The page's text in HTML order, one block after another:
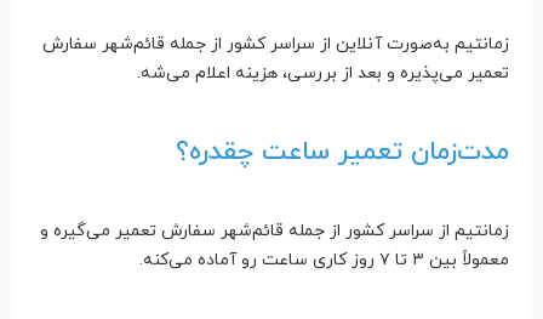
زمانتیم به‌صورت آنلاین از سراسر کشور از جمله قائم‌شهر سفارش
تعمیر می‌پذیره و بعد از بررسی، هزینه اعلام می‌شه.
مدت‌زمان تعمیر ساعت چقدره؟
زمانتیم از سراسر کشور از جمله قائم‌شهر سفارش تعمیر می‌گیره و
معمولاً بین ۳ تا ۷ روز کاری ساعت رو آماده می‌کنه.